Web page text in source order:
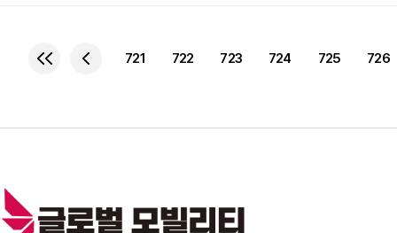
중부고속국도 등과 근접
721 722 723 724 725 726